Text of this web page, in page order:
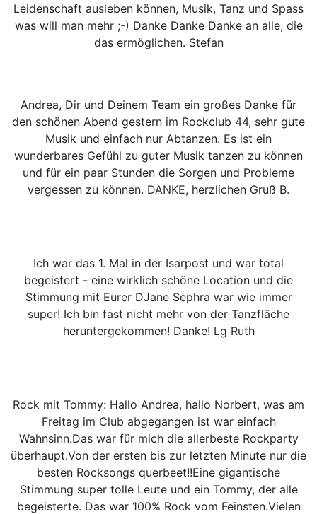
Leidenschaft ausleben können, Musik, Tanz und Spass
was will man mehr ;-) Danke Danke Danke an alle, die
das ermöglichen. Stefan
Andrea, Dir und Deinem Team ein großes Danke für
den schönen Abend gestern im Rockclub 44, sehr gute
Musik und einfach nur Abtanzen. Es ist ein
wunderbares Gefühl zu guter Musik tanzen zu können
und für ein paar Stunden die Sorgen und Probleme
vergessen zu können. DANKE, herzlichen Gruß B.
Ich war das 1. Mal in der Isarpost und war total
begeistert - eine wirklich schöne Location und die
Stimmung mit Eurer DJane Sephra war wie immer
super! Ich bin fast nicht mehr von der Tanzfläche
heruntergekommen! Danke! Lg Ruth
Rock mit Tommy: Hallo Andrea, hallo Norbert, was am
Freitag im Club abgegangen ist war einfach
Wahnsinn.Das war für mich die allerbeste Rockparty
überhaupt.Von der ersten bis zur letzten Minute nur die
besten Rocksongs querbeet!!Eine gigantische
Stimmung super tolle Leute und ein Tommy, der alle
begeisterte. Das war 100% Rock vom Feinsten.Vielen